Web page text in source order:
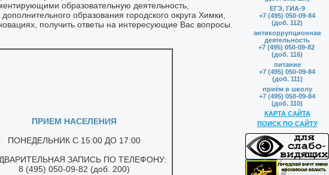
ЕГЭ, ГИА-9
+7 (495) 050-09-84
(доб. 112)
антикоррупционная
деятельность
+7 (495) 050-09-82
(доб. 116)
питание
+7 (495) 050-09-84
(доб. 111)
приём в школу
+7 (495) 050-09-84
(доб. 110)
КАРТА САЙТА
ПОИСК ПО САЙТУ